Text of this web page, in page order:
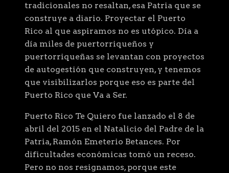
tradicionales no resaltan, esa Patria que se
construye a diario. Proyectar el Puerto
Rico al que aspiramos no es utópico. Día a
día miles de puertorriqueños y
puertorriqueñas se levantan con proyectos
de autogestión que construyen, y tenemos
que visibilizarlos porque eso es parte del
Puerto Rico que Va a Ser.
Puerto Rico Te Quiero fue lanzado el 8 de
abril del 2015 en el Natalicio del Padre de la
Patria, Ramón Emeterio Betances. Por
dificultades económicas tomó un receso.
Pero no nos resignamos, porque este